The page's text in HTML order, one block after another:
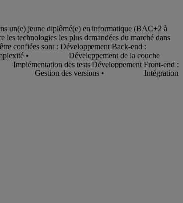
un(e) jeune diplômé(e) en informatique (BAC+2 à
les technologies les plus demandées du marché dans
sont : Développement Back-end :
• Développement de la couche
des tests Développement Front-end :
• Gestion des versions • Intégration